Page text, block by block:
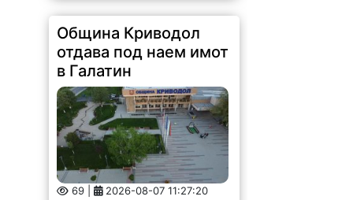
Община Криводол
отдава под наем имот
в Галатин
69 | 2026-08-07 11:27:20